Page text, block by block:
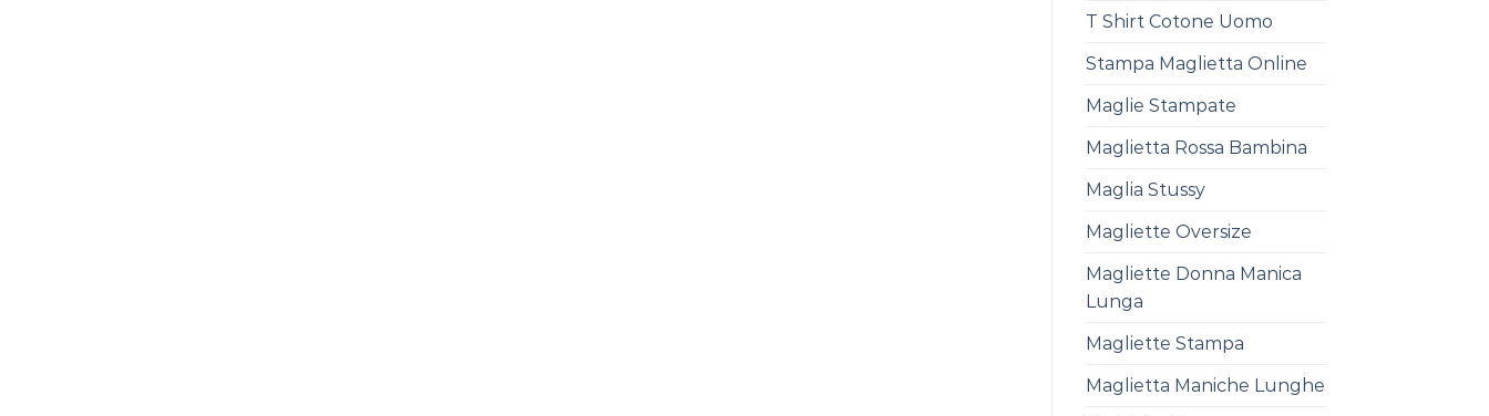
T Shirt Cotone Uomo
Stampa Maglietta Online
Maglie Stampate
Maglietta Rossa Bambina
Maglia Stussy
Magliette Oversize
Magliette Donna Manica
Lunga
Magliette Stampa
Maglietta Maniche Lunghe